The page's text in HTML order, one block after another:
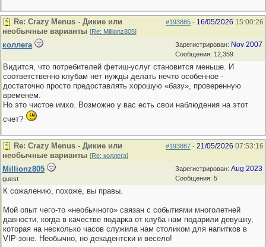
#193885 - 16/05/2026 15:00:26
Re: Crazy Menus - Дикие или
необычные варианты [Re: Millionz805]
Зарегистрирован: Nov 2007
Сообщения: 12,359
коллега
Видится, что потребителей фетиш-услуг становится меньше. И
соответственно клубам нет нужды делать нечто особенное -
достаточно просто предоставлять хорошую «базу», проверенную
временем.
Но это чистое имхо. Возможно у вас есть свои наблюдения на этот
счет?
#193887 - 21/05/2026 07:53:16
Re: Crazy Menus - Дикие или
необычные варианты [Re: коллега]
Зарегистрирован: Aug 2023
Сообщения: 5
Millionz805
guest
К сожалению, похоже, вы правы.
Мой опыт чего-то «необычного» связан с событиями многолетней
давности, когда в качестве подарка от клуба нам подарили девушку,
которая на несколько часов служила нам столиком для напитков в
VIP-зоне. Необычно, но декадентски и весело!